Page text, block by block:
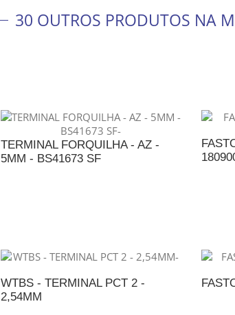
30 OUTROS PRODUTOS NA
TERMINAL FORQUILHA - AZ -
5MM - BS41673 SF
WTBS - TERMINAL PCT 2 -
2,54MM